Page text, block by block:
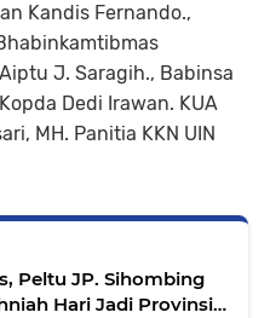
Kandis Fernando.,
J. Saragih., Babinsa
Dedi Irawan. KUA
MH. Panitia KKN UIN
Peltu JP. Sihombing
Hari Jadi Provinsi